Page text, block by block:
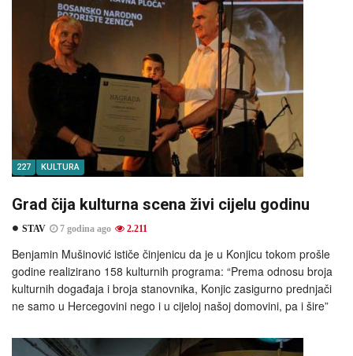
227 KULTURA
Grad čija kulturna scena živi cijelu godinu
STAV 7 godina ago 2.211
Benjamin Mušinović ističe činjenicu da je u Konjicu tokom prošle
godine realizirano 158 kulturnih programa: “Prema odnosu broja
kulturnih događaja i broja stanovnika, Konjic zasigurno prednjači
ne samo u Hercegovini nego i u cijeloj našoj domovini, pa i šire”